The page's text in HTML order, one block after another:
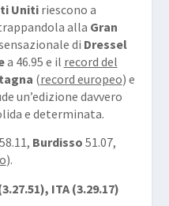
Unitiriescono a
alla Gran
di Dressel
a 46.95 e il record del
(record europeo) e
un’edizione davvero
e determinata.
Burdisso 51.07,
).
ITA (3.29.17)